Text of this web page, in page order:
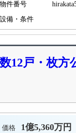
物件番号
設備・条件
12戸・枚
価格 1億5,360万円